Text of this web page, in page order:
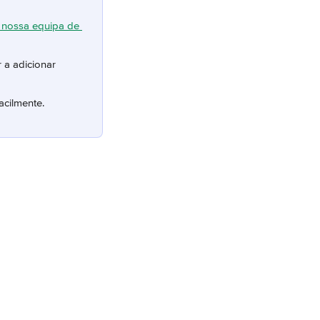
equipa de
a adicionar